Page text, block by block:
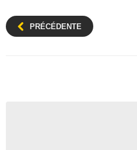
PRÉCÉDENTE